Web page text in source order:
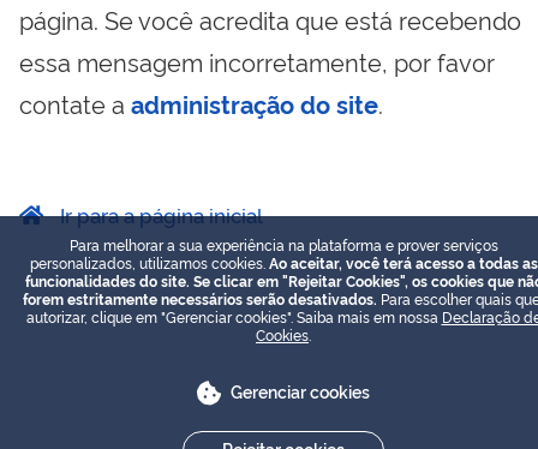
página. Se você acredita que está recebendo
essa mensagem incorretamente, por favor
contate a administração do site.
Ir para a página inicial
Para melhorar a sua experiência na plataforma e prover serviços
personalizados, utilizamos cookies. Ao aceitar, você terá acesso a todas as
funcionalidades do site. Se clicar em "Rejeitar Cookies", os cookies que
forem estritamente necessários serão desativados. Para escolher quais
autorizar, clique em "Gerenciar cookies". Saiba mais em nossa Declaração
Cookies
Gerenciar cookies